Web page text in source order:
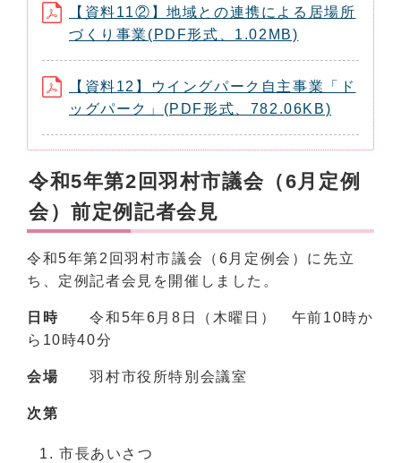
【資料11②】地域との連携による居場所
づくり事業(PDF形式、1.02MB)
【資料12】ウイングパーク自主事業「ド
ッグパーク」(PDF形式、782.06KB)
令和5年第2回羽村市議会（6月定例
会）前定例記者会見
令和5年第2回羽村市議会（6月定例会）に先立
ち、定例記者会見を開催しました。
日時 令和5年6月8日（木曜日） 午前10時か
ら10時40分
会場 羽村市役所特別会議室
次第
市長あいさつ